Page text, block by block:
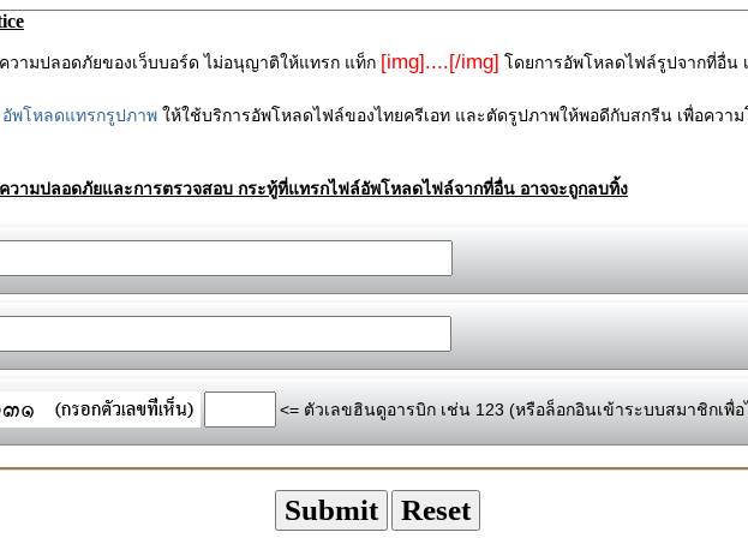
ความปลอดภัยของเว็บบอร์ด ไม่อนุญาติให้แทรก แท็ก [img]....[/img] โดยการอัพโหลดไฟล์รูปจากที่อื่น
อัพโหลดแทรกรูปภาพ ให้ใช้บริการอัพโหลดไฟล์ของไทยครีเอท และตัดรูปภาพให้พอดีกับสกรีน เพื่อควา
ความปลอดภัยและการตรวจสอบ กระทู้ที่แทรกไฟล์อัพโหลดไฟล์จากที่อื่น อาจจะถูกลบทิ้ง
<= ตัวเลขฮินดูอารบิก เช่น 123 (หรือล็อกอินเข้าระบบสมาชิกเพื่อ